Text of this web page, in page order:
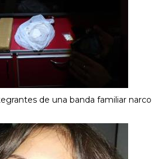
de una banda familiar narco